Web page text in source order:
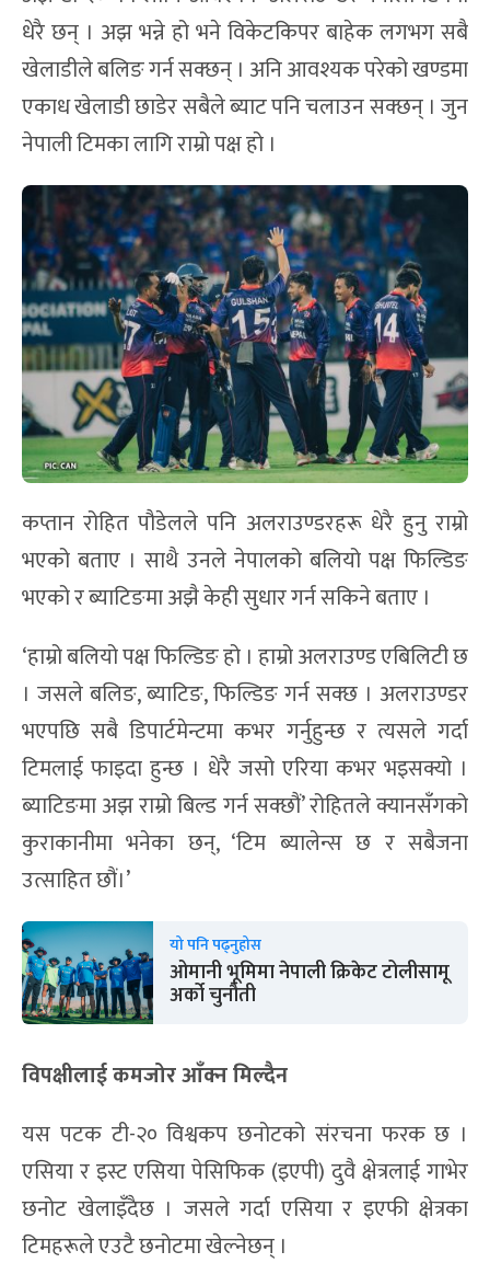
धेरै छन् । अझ भन्ने हो भने विकेटकिपर बाहेक लगभग सबै
खेलाडीले बलिङ गर्न सक्छन् । अनि आवश्यक परेको खण्डमा
एकाध खेलाडी छाडेर सबैले ब्याट पनि चलाउन सक्छन् । जुन
नेपाली टिमका लागि राम्रो पक्ष हो ।
कप्तान रोहित पौडेलले पनि अलराउण्डरहरू धेरै हुनु राम्रो
भएको बताए । साथै उनले नेपालको बलियो पक्ष फिल्डिङ
भएको र ब्याटिङमा अझै केही सुधार गर्न सकिने बताए ।
‘हाम्रो बलियो पक्ष फिल्डिङ हो । हाम्रो अलराउण्ड एबिलिटी छ
। जसले बलिङ, ब्याटिङ, फिल्डिङ गर्न सक्छ । अलराउण्डर
भएपछि सबै डिपार्टमेन्टमा कभर गर्नुहुन्छ र त्यसले गर्दा
टिमलाई फाइदा हुन्छ । धेरै जसो एरिया कभर भइसक्यो ।
ब्याटिङमा अझ राम्रो बिल्ड गर्न सक्छौं’ रोहितले क्यानसँगको
कुराकानीमा भनेका छन्, ‘टिम ब्यालेन्स छ र सबैजना
उत्साहित छौं।’
यो पनि पढ्नुहोस
ओमानी भूमिमा नेपाली क्रिकेट टोलीसामू
अर्को चुनौती
विपक्षीलाई कमजोर आँक्न मिल्दैन
यस पटक टी-२० विश्वकप छनोटको संरचना फरक छ ।
एसिया र इस्ट एसिया पेसिफिक (इएपी) दुवै क्षेत्रलाई गाभेर
छनोट खेलाइँदैछ । जसले गर्दा एसिया र इएफी क्षेत्रका
टिमहरूले एउटै छनोटमा खेल्नेछन् ।